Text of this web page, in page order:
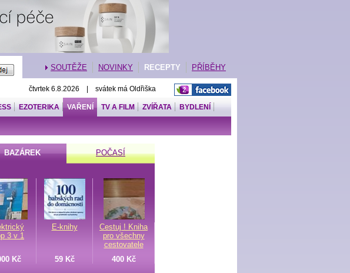
SOUTĚŽE NOVINKY RECEPTY PŘÍBĚHY
čtvrtek 6.8.2026 | svátek má Oldřiška
EZOTERIKA VAŘENÍ TV A FILM ZVÍŘATA BYDLENÍ
BAZÁREK POČASÍ
3 v 1
E-knihy
Cestuj ! Kniha
pro všechny
cestovatele
Kč
59 Kč 400 Kč